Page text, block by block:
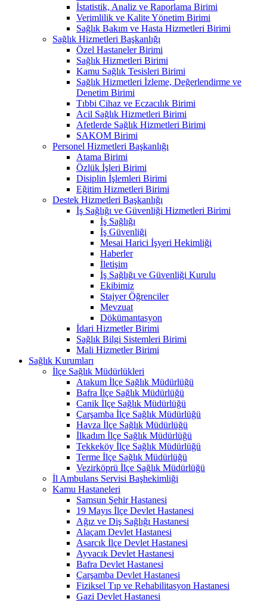
İstatistik, Analiz ve Raporlama Birimi
Verimlilik ve Kalite Yönetim Birimi
Sağlık Bakım ve Hasta Hizmetleri Birimi
Sağlık Hizmetleri Başkanlığı
Özel Hastaneler Birimi
Sağlık Hizmetleri Birimi
Kamu Sağlık Tesisleri Birimi
Sağlık Hizmetleri İzleme, Değerlendirme ve
Denetim Birimi
Tıbbi Cihaz ve Eczacılık Birimi
Acil Sağlık Hizmetleri Birimi
Afetlerde Sağlık Hizmetleri Birimi
SAKOM Birimi
Personel Hizmetleri Başkanlığı
Atama Birimi
Özlük İşleri Birimi
Disiplin İşlemleri Birimi
Eğitim Hizmetleri Birimi
Destek Hizmetleri Başkanlığı
İş Sağlığı ve Güvenliği Hizmetleri Birimi
İş Sağlığı
İş Güvenliği
Mesai Harici İşyeri Hekimliği
Haberler
İletişim
İş Sağlığı ve Güvenliği Kurulu
Ekibimiz
Stajyer Öğrenciler
Mevzuat
Dökümantasyon
İdari Hizmetler Birimi
Sağlık Bilgi Sistemleri Birimi
Mali Hizmetler Birimi
Sağlık Kurumları
İlçe Sağlık Müdürlükleri
Atakum İlçe Sağlık Müdürlüğü
Bafra İlçe Sağlık Müdürlüğü
Canik İlçe Sağlık Müdürlüğü
Çarşamba İlçe Sağlık Müdürlüğü
Havza İlçe Sağlık Müdürlüğü
İlkadım İlçe Sağlık Müdürlüğü
Tekkeköy İlçe Sağlık Müdürlüğü
Terme İlçe Sağlık Müdürlüğü
Vezirköprü İlçe Sağlık Müdürlüğü
İl Ambulans Servisi Başhekimliği
Kamu Hastaneleri
Samsun Şehir Hastanesi
19 Mayıs İlçe Devlet Hastanesi
Ağız ve Diş Sağlığı Hastanesi
Alaçam Devlet Hastanesi
Asarcık İlçe Devlet Hastanesi
Ayvacık Devlet Hastanesi
Bafra Devlet Hastanesi
Çarşamba Devlet Hastanesi
Fiziksel Tıp ve Rehabilitasyon Hastanesi
Gazi Devlet Hastanesi